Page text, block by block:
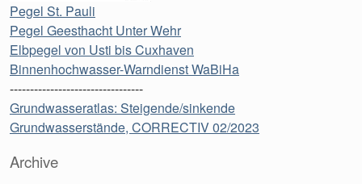
Pegel St. Pauli
Pegel Geesthacht Unter Wehr
Elbpegel von Usti bis Cuxhaven
Binnenhochwasser-Warndienst WaBiHa
---------------------------------
Grundwasseratlas: Steigende/sinkende
Grundwasserstände, CORRECTIV 02/2023
Archive